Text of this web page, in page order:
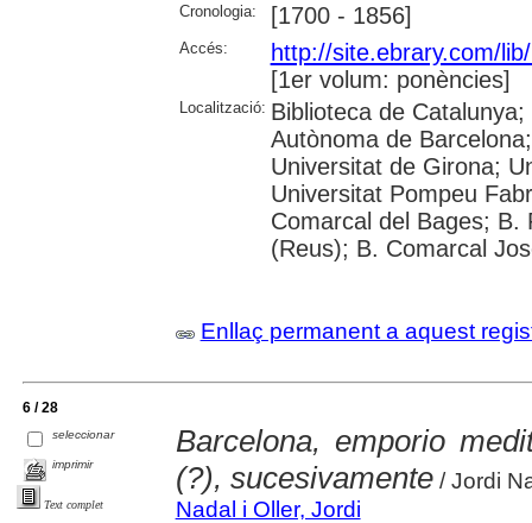
Cronologia: [1700 - 1856]
Accés:
http://site.ebrary.com/
[1er volum: ponències]
Localització: Biblioteca de
Autònoma de
Universitat de Girona;
Universitat Pompeu
Comarcal del Bages; B.
(Reus); B. Comarcal
Enllaç permanent a aquest
6 / 28
seleccionar
imprimir
Text complet
Barcelona, emporio
(?), sucesivamente/ Jordi
Nadal i Oller, Jordi